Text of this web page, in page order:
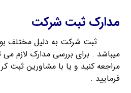
مدارک ثبت شرکت
ثبت شرکت به دلیل مختلف
میباشد . برای بررسی مدارک لازم می
مراجعه کنید و یا با مشاورین
فرمایید .